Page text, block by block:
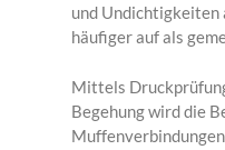
und Undichtigkeiten
häufiger auf als
Mittels
Begehung wird die